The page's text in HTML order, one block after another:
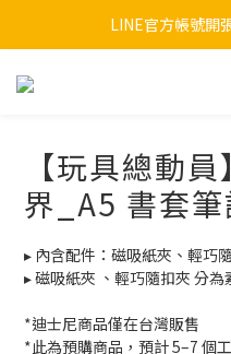
【夏日總動員】買任
【夏日總動員】買任
台灣地區$899免
【夏日總動員】買任
【玩具總動
界_A5 書套
▸ 內含配件：磁吸紙夾、輕巧
▸ 磁吸紙夾 、輕巧隨扣夾 分
*迪士尼商品僅在台灣販售
*此為預購商品，預計 5–7 個